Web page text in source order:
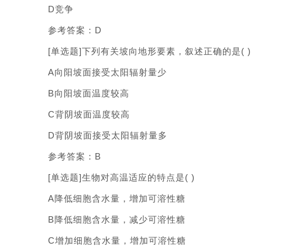
D竞争
参考答案：D
[单选题]下列有关坡向地形要素，叙述正确的是( )
A向阳坡面接受太阳辐射量少
B向阳坡面温度较高
C背阴坡面温度较高
D背阴坡面接受太阳辐射量多
参考答案：B
[单选题]生物对高温适应的特点是( )
A降低细胞含水量，增加可溶性糖
B降低细胞含水量，减少可溶性糖
C增加细胞含水量，增加可溶性糖